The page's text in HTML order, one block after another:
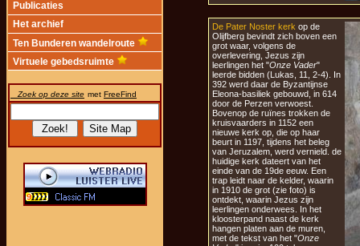
Publicaties
Het archief
Ten Bunderen wandelroute
Virtuele gebedsruimte
Zoek op deze site met FreeFind
De Pater Noster kerk op de
Olijfberg bevindt zich boven een
grot waar, volgens de
overlevering, Jezus zijn
leerlingen het "Onze Vader"
leerde bidden (Lukas, 11, 2-4). In
392 werd daar de Byzantijnse
Eleona-basiliek gebouwd, in 614
door de Perzen verwoest.
Bovenop de ruïnes trokken de
kruisvaarders in 1152 een
nieuwe kerk op, die op haar
beurt in 1197, tijdens het beleg
van Jeruzalem, werd vernield. de
huidige kerk dateert van het
einde van de 19de eeuw. Een
trap leidt naar de kelder, waarin
in 1910 de grot (zie foto) is
ontdekt, waarin Jezus zijn
leerlingen onderwees. In het
kloosterpand naast de kerk
hangen platen aan de muren,
met de tekst van het "Onze